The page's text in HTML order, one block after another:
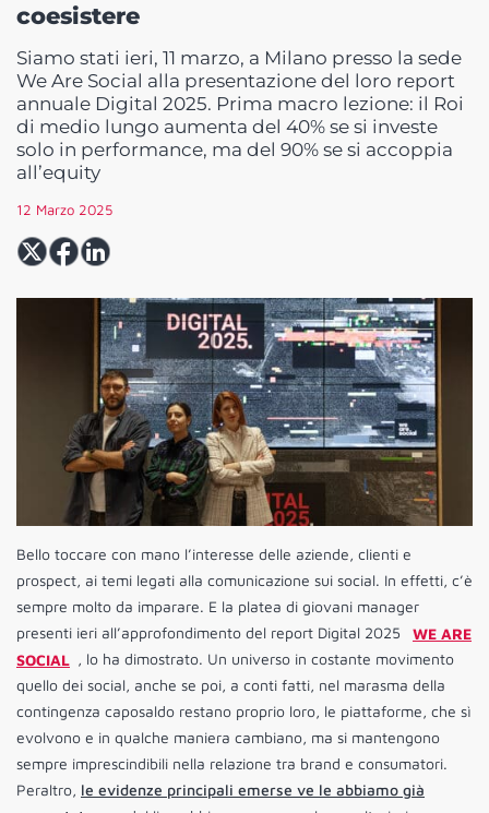
coesistere
Siamo stati ieri, 11 marzo, a Milano presso la sede
We Are Social alla presentazione del loro report
annuale Digital 2025. Prima macro lezione: il Roi
di medio lungo aumenta del 40% se si investe
solo in performance, ma del 90% se si accoppia
all’equity
12 Marzo 2025
Bello toccare con mano l’interesse delle aziende, clienti e
prospect, ai temi legati alla comunicazione sui social. In effetti, c’è
sempre molto da imparare. E la platea di giovani manager
presenti ieri all’approfondimento del report Digital 2025
WE ARE
SOCIAL
, lo ha dimostrato. Un universo in costante movimento
quello dei social, anche se poi, a conti fatti, nel marasma della
contingenza caposaldo restano proprio loro, le piattaforme, che sì
evolvono e in qualche maniera cambiano, ma si mantengono
sempre imprescindibili nella relazione tra brand e consumatori.
Peraltro, le evidenze principali emerse ve le abbiamo già